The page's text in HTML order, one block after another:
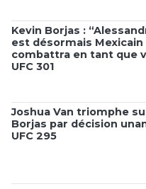
Kevin Borjas :
est désormais Mexicain
combattra en tant que
UFC 301
Joshua Van triomphe
Borjas par décision
UFC 295